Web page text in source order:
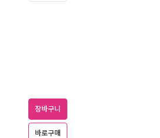
장바구니
바로구매